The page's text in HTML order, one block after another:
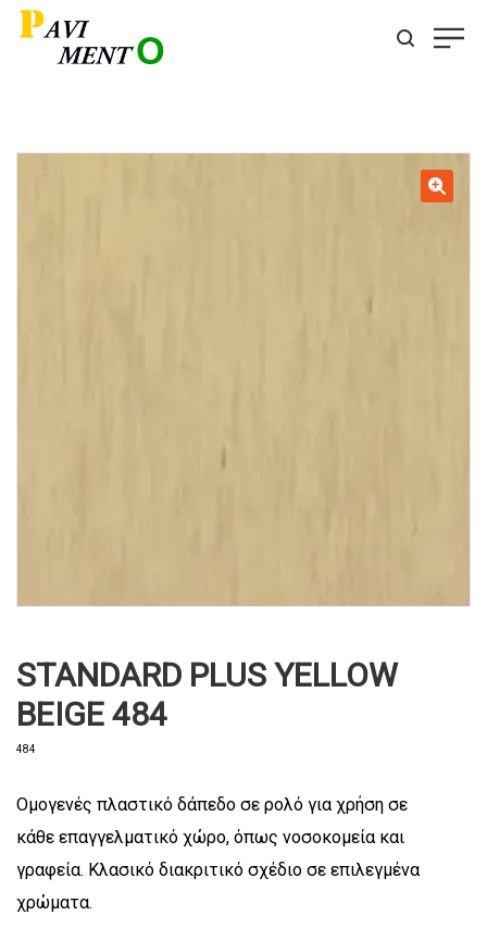
STANDARD PLUS YELLOW
BEIGE 484
484
Ομογενές πλαστικό δάπεδο σε ρολό για χρήση σε
κάθε επαγγελματικό χώρο, όπως νοσοκομεία και
γραφεία. Κλασικό διακριτικό σχέδιο σε επιλεγμένα
χρώματα.